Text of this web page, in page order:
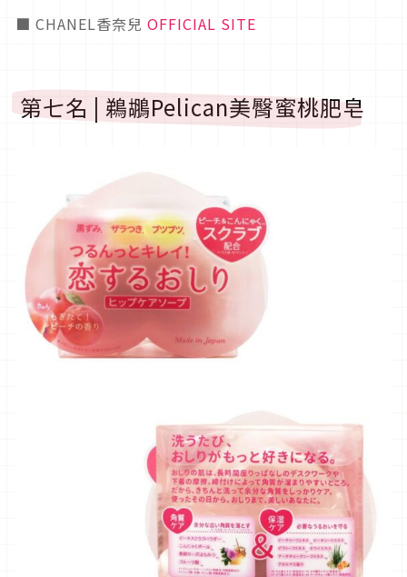
■ CHANEL香奈兒 OFFICIAL SITE
第七名 | 鵜鶘Pelican美臀蜜桃肥皂